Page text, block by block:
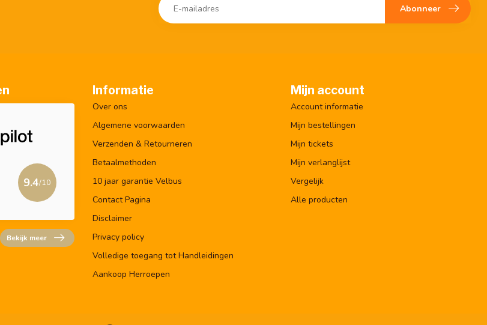
Abonneer
9.4/10
Bekijk meer
Informatie
Over ons
Algemene voorwaarden
Verzenden & Retourneren
Betaalmethoden
10 jaar garantie Velbus
Contact Pagina
Disclaimer
Privacy policy
Volledige toegang tot Handleidingen
Aankoop Herroepen
Mijn account
Account informatie
Mijn bestellingen
Mijn tickets
Mijn verlanglijst
Vergelijk
Alle producten